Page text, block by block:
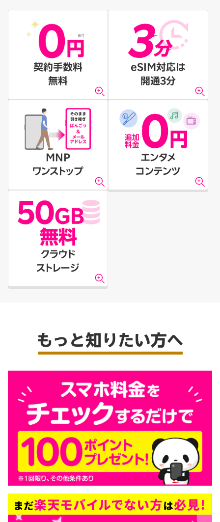
契約手数料
無料
eSIM対応は
開通3分
MNP
ワンストップ
エンタメ
コンテンツ
クラウド
ストレージ